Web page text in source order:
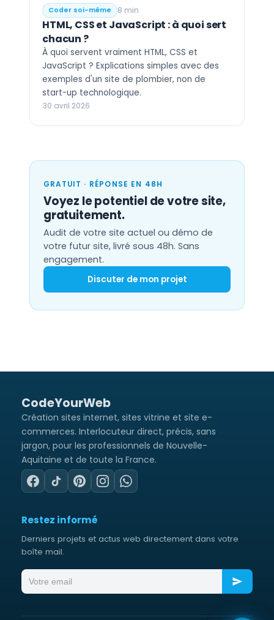
Coder soi-même 8 min
HTML, CSS et JavaScript : à quoi sert
chacun ?
À quoi servent vraiment HTML, CSS et
JavaScript ? Explications simples avec des
exemples d'un site de plombier, non de
start-up technologique.
30 avril 2026
GRATUIT · RÉPONSE EN 48H
Voyez le potentiel de votre site,
gratuitement.
Audit de votre site actuel ou démo de
votre futur site, livré sous 48h. Sans
engagement.
Discuter de mon projet
CodeYourWeb
Création sites internet, sites vitrine et site e-
commerces. Interlocuteur direct, précis, sans
jargon, pour les professionnels de Nouvelle-
Aquitaine et de toute la France.
Restez informé
Derniers projets et actus web directement dans votre
boîte mail.